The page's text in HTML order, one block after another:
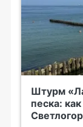
Штурм
песка: